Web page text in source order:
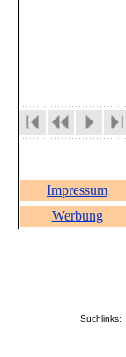
Impressum
Werbung
Suchlinks: